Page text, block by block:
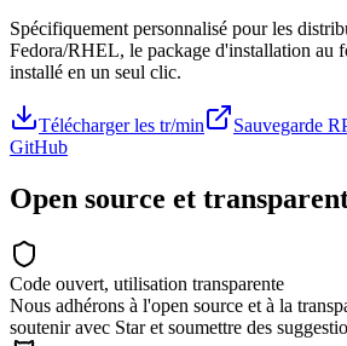
Spécifiquement personnalisé pour les
Fedora/RHEL, le package d'installation au
installé en un seul clic.
Télécharger les tr/min
Sauvegarde
GitHub
Open source et
Code ouvert, utilisation transparente
Nous adhérons à l'open source et à la
soutenir avec Star et soumettre des